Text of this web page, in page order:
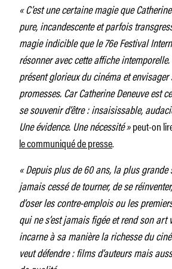
« C’est une certaine magie que
pure, incandescente et parfois
magie indicible que le 76e Festival
résonner avec cette affiche
présent glorieux du cinéma et
promesses. Car Catherine Deneuve est
se souvenir d’être : insaisissable,
Une évidence. Une nécessité»peut-on
le communiqué de presse.
« Depuis plus de 60 ans, la plus grande
jamais cessé de tourner, de se
d’oser les contre-emplois ou les
qui ne s’est jamais figée et rend son art
incarne à sa manière la richesse du
veut défendre : films d’auteurs mais